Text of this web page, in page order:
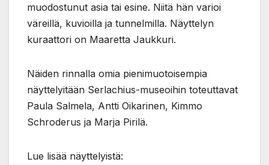
muodostunut asia tai esine. Niitä hän varioi
väreillä, kuvioilla ja tunnelmilla. Näyttelyn
kuraattori on Maaretta Jaukkuri.
Näiden rinnalla omia pienimuotoisempia
näyttelyitään Serlachius-museoihin toteuttavat
Paula Salmela, Antti Oikarinen, Kimmo
Schroderus ja Marja Pirilä.
Lue lisää näyttelyistä: